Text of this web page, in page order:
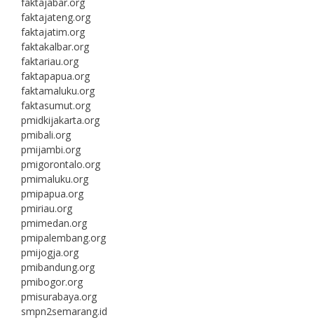
faktajateng.org
faktajatim.org
faktakalbar.org
faktariau.org
faktapapua.org
faktamaluku.org
faktasumut.org
pmidkijakarta.org
pmibali.org
pmijambi.org
pmigorontalo.org
pmimaluku.org
pmipapua.org
pmiriau.org
pmimedan.org
pmipalembang.org
pmijogja.org
pmibandung.org
pmibogor.org
pmisurabaya.org
smpn2semarang.id